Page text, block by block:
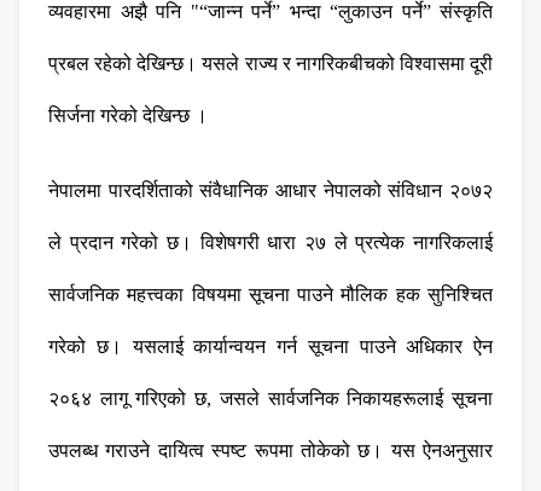
व्यवहारमा अझै पनि "“जान्न पर्ने” भन्दा “लुकाउन पर्ने” संस्कृति
प्रबल रहेको देखिन्छ। यसले राज्य र नागरिकबीचको विश्वासमा दूरी
सिर्जना गरेको देखिन्छ ।
नेपालमा पारदर्शिताको संवैधानिक आधार नेपालको संविधान २०७२
ले प्रदान गरेको छ। विशेषगरी धारा २७ ले प्रत्येक नागरिकलाई
सार्वजनिक महत्त्वका विषयमा सूचना पाउने मौलिक हक सुनिश्चित
गरेको छ। यसलाई कार्यान्वयन गर्न सूचना पाउने अधिकार ऐन
२०६४ लागू गरिएको छ, जसले सार्वजनिक निकायहरूलाई सूचना
उपलब्ध गराउने दायित्व स्पष्ट रूपमा तोकेको छ। यस ऐनअनुसार